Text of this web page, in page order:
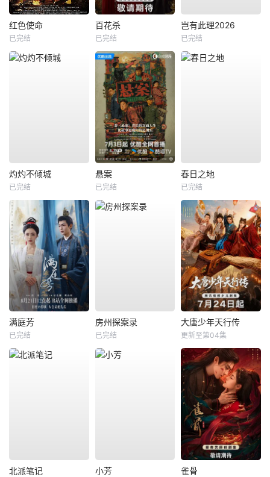
红色使命
已完结
百花杀
已完结
岂有此理2026
已完结
灼灼不倾城
已完结
悬案
已完结
春日之地
已完结
满庭芳
已完结
房州探案录
已完结
大唐少年天行传
更新至第04集
北派笔记 小芳 雀骨